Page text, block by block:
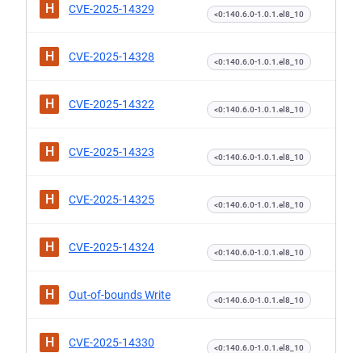
H CVE-2025-14329 <0:140.6.0-1.0.1.el8_10
H CVE-2025-14328 <0:140.6.0-1.0.1.el8_10
H CVE-2025-14322 <0:140.6.0-1.0.1.el8_10
H CVE-2025-14323 <0:140.6.0-1.0.1.el8_10
H CVE-2025-14325 <0:140.6.0-1.0.1.el8_10
H CVE-2025-14324 <0:140.6.0-1.0.1.el8_10
H Out-of-bounds Write <0:140.6.0-1.0.1.el8_10
H CVE-2025-14330 <0:140.6.0-1.0.1.el8_10